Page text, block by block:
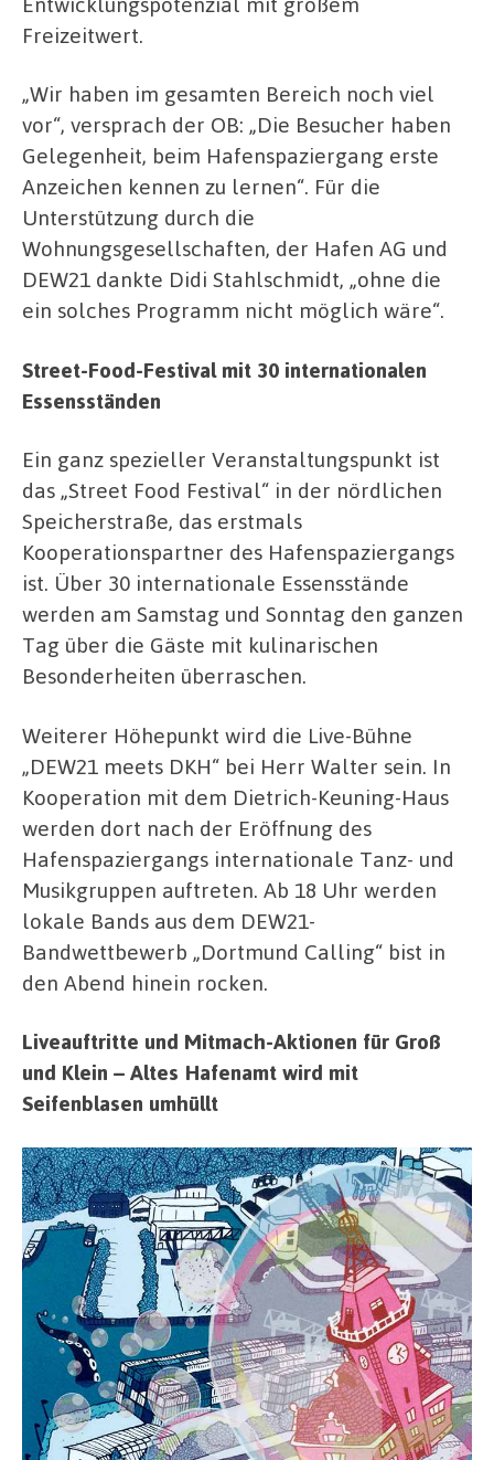
Freizeitwert.
„Wir haben im gesamten Bereich noch viel
vor“, versprach der OB: „Die Besucher haben
Gelegenheit, beim Hafenspaziergang erste
Anzeichen kennen zu lernen“. Für die
Unterstützung durch die
Wohnungsgesellschaften, der Hafen AG und
DEW21 dankte Didi Stahlschmidt, „ohne die
ein solches Programm nicht möglich wäre“.
Street-Food-Festival mit 30 internationalen
Essensständen
Ein ganz spezieller Veranstaltungspunkt ist
das „Street Food Festival“ in der nördlichen
Speicherstraße, das erstmals
Kooperationspartner des Hafenspaziergangs
ist. Über 30 internationale Essensstände
werden am Samstag und Sonntag den ganzen
Tag über die Gäste mit kulinarischen
Besonderheiten überraschen.
Weiterer Höhepunkt wird die Live-Bühne
„DEW21 meets DKH“ bei Herr Walter sein. In
Kooperation mit dem Dietrich-Keuning-Haus
werden dort nach der Eröffnung des
Hafenspaziergangs internationale Tanz- und
Musikgruppen auftreten. Ab 18 Uhr werden
lokale Bands aus dem DEW21-
Bandwettbewerb „Dortmund Calling“ bist in
den Abend hinein rocken.
Liveauftritte und Mitmach-Aktionen für Groß
und Klein – Altes Hafenamt wird mit
Seifenblasen umhüllt